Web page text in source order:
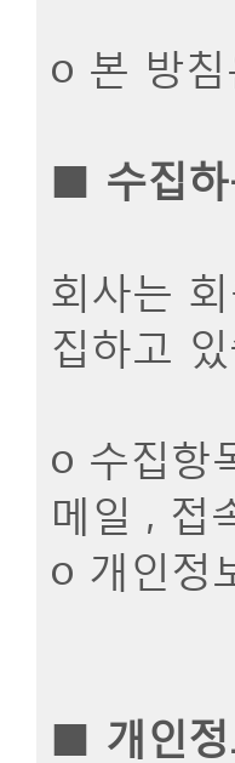
ο 본 방
■ 수집
회사는
집하고
ο 수집항
메일 , 접
ο 개인정
■ 개인